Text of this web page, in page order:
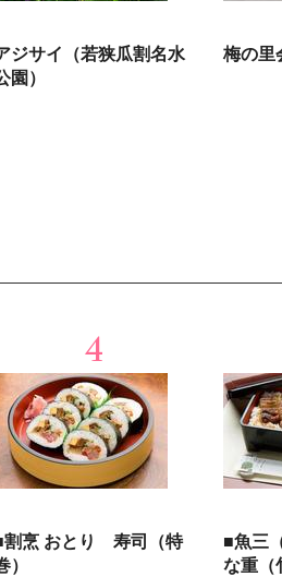
ジサイ（若狭瓜割名水
園）
梅の里
4
割烹 おとり 寿司（特
）
■魚三
な重（